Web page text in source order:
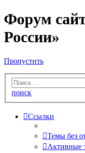
Форум
России»
Пропустить
поиск
Ссылки
Темы без
Активные